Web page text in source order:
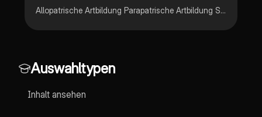
Allopatrische Artbildung Parapatrische Artbildung Sympatrische Artbildung Adaptive Radiation Isolation
Auswahltypen
Inhalt ansehen